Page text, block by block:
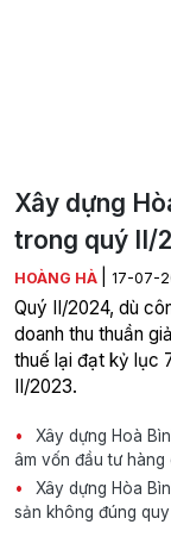
Xây dựng
trong quý II/
HOÀNG HÀ 17-07-
Quý II/2024, dù
doanh thu thuần
thuế lại đạt kỷ lục
II/2023.
Xây dựng Hoà
âm vốn đầu tư
Xây dựng Hòa
sản không đúng